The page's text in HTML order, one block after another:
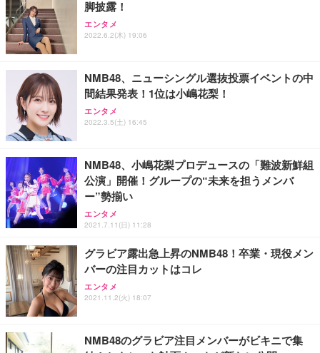
Sezlife オフィスチェア デスクチェア 疲れない テレ
ワーク チェア 強化バックレスト 30度ロッキング機
能 人間工学 椅子 腰サポート 90度跳ね上げ式アーム
務用 おしゃれ パソコンチェア (ブラック)
Sezlife オフィスチェア デスクチェア 疲れない テレ
ワーク チェア 強化バックレスト 30度ロッキング機
能 人間工学 椅子 腰サポート 90度跳ね上げ式アーム
務用 おしゃれ パソコンチェア (ホワイト)
ANDWINT オフィスチェア デスクチェア 肘なし メ
ッシュ 通気性 ランバーサポート付き 腰サポート ガ
ス圧無段階昇降 360度回転 キャスター付き コンパク
ト 幅52×奥行58.5×高さ84～96cm テレワーク 在宅
￥4,139
【純正品】27"ゲーミングモニター DualSense 充電
フック付き（CFI-ZDM1J）
【整備済み品】Dell E2724HS 27インチ 液晶モニタ
ー フルHD（1920×1080）VA 非光沢 HDMI/DisplayP
ort/VGA スピーカー内蔵 高さ調整 スイベル VESA対
【MiniLED/24.5inch/280Hz/FHD】GRAPHT THE S
HOOTER Gaming Monitor 24” Essential ゲーミン
グモニター QD 24.5インチ 1ms FHD 量子ドット 残
像低減 (3年保証 | 輝点保証 | 日本メーカー)
￥34,980
ネオ・ルーライフ ネオ・オムツ L 中型犬用 26枚入
り 単品
Smart Basic(スマートベーシック) 【Amazon.co.jp
限定】 Smart Basic アイリスオーヤマ ペットシーツ
超厚型 お徳用 ワイド 100枚入 (x 1) (ケース販売)
アイリスオーヤマ ペットシーツ 超厚型 お徳用 レギ
ュラー 200枚入【Amazon.co.jp限定】
￥3,731
脚披露！
エンタメ
2022.6.2(木) 19:06
NMB48、ニューシングル選抜投票イベントの中
間結果発表！1位は小嶋花梨！
エンタメ
2022.3.5(土) 16:45
NMB48、小嶋花梨プロデュースの「難波新鮮組
公演」開催！グループの“未来を担うメンバ
ー”勢揃い
エンタメ
2021.7.11(日) 11:28
グラビア露出急上昇のNMB48！卒業・現役メン
バーの注目カットはコレ
エンタメ
2021.11.2(火) 18:07
NMB48のグラビア注目メンバーがビキニで集